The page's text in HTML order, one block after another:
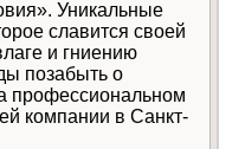
Уникальные
славится своей
и гниению
позабыть о
профессиональном
компании в Санкт-
меня о
почте